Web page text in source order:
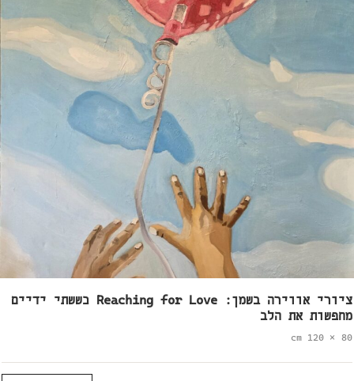
ציורי אווירה בשמן: Reaching for Love כששתי ידיים
מחפשות את הלב
80 × 120 cm